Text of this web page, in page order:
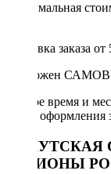
Минимальная
Доставка заказа
Возможен
Точное время и
после оформления
ИРКУТСКАЯ
РЕГИОНЫ